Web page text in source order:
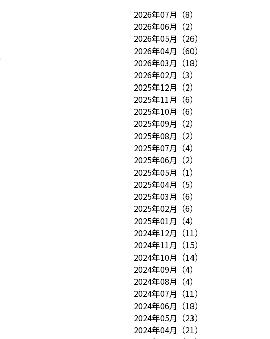
2026年07月 （8）
2026年06月 （2）
2026年05月 （26）
2026年04月 （60）
2026年03月 （18）
2026年02月 （3）
2025年12月 （2）
2025年11月 （6）
2025年10月 （6）
2025年09月 （2）
2025年08月 （2）
2025年07月 （4）
2025年06月 （2）
2025年05月 （1）
2025年04月 （5）
2025年03月 （6）
2025年02月 （6）
2025年01月 （4）
2024年12月 （11）
2024年11月 （15）
2024年10月 （14）
2024年09月 （4）
2024年08月 （4）
2024年07月 （11）
2024年06月 （18）
2024年05月 （23）
2024年04月 （21）